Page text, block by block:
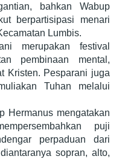
bahkan Wabup
berpartisipasi menari
Lumbis.
merupakan festival
pembinaan mental,
Kristen. Pesparani juga
Tuhan melalui
Hermanus mengatakan
puji
perpaduan dari
sopran, alto,